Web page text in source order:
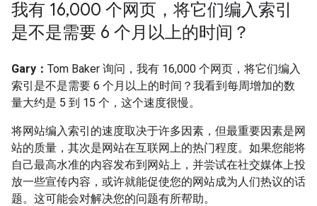
我有 16,000 个网页，将它们编入索引
是不是需要 6 个月以上的时间？
Gary： Tom Baker 询问，我有 16,000 个网页，将它们编入
索引是不是需要 6 个月以上的时间？我看到每周增加的数
量大约是 5 到 15 个，这个速度很慢。
将网站编入索引的速度取决于许多因素，但最重要因素是网
站的质量，其次是网站在互联网上的热门程度。如果您能将
自己最高水准的内容发布到网站上，并尝试在社交媒体上投
放一些宣传内容，或许就能促使您的网站成为人们热议的话
题。这可能会对解决您的问题有所帮助。